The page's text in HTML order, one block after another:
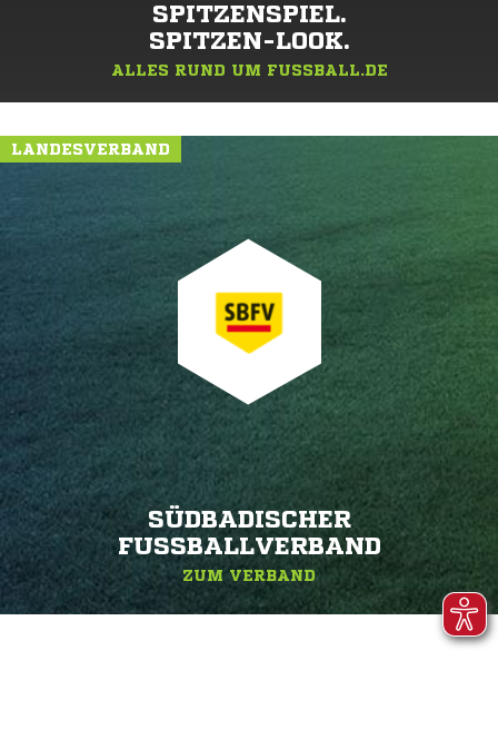
SPITZENSPIEL.
SPITZEN-LOOK.
ALLES RUND UM FUSSBALL.DE
LANDESVERBAND
SÜDBADISCHER
FUSSBALLVERBAND
ZUM VERBAND